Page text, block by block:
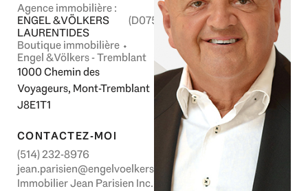
Agence immobilière :
ENGEL & VÖLKERS
LAURENTIDES
(D0758)
Boutique immobilière ⬩
Engel & Völkers - Tremblant
1000 Chemin des
Voyageurs, Mont-Tremblant
J8E1T1
CONTACTEZ-MOI
(514) 232-8976
jean.parisien@engelvoelkers.com
Immobilier Jean Parisien Inc.